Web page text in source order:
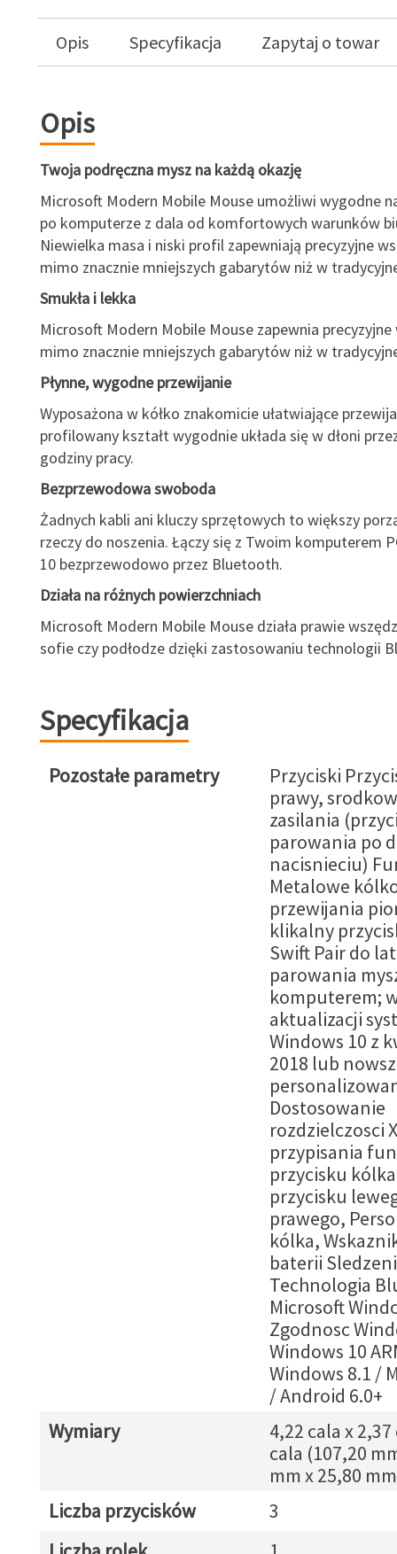
Opis Specyfikacja Zapytaj o towar
Opis
Twoja podręczna mysz na każdą okazję
Microsoft Modern Mobile Mouse umożliwi wygodne
po komputerze z dala od komfortowych warunków
Niewielka masa i niski profil zapewniają precyzyjne
mimo znacznie mniejszych gabarytów niż w
Smukła i lekka
Microsoft Modern Mobile Mouse zapewnia
mimo znacznie mniejszych gabarytów niż w
Płynne, wygodne przewijanie
Wyposażona w kółko znakomicie ułatwiające
profilowany kształt wygodnie układa się w dłoni
godziny pracy.
Bezprzewodowa swoboda
Żadnych kabli ani kluczy sprzętowych to większy
rzeczy do noszenia. Łączy się z Twoim komputerem
10 bezprzewodowo przez Bluetooth.
Działa na różnych powierzchniach
Microsoft Modern Mobile Mouse działa prawie
sofie czy podłodze dzięki zastosowaniu technologii
Specyfikacja
Pozostałe parametry
Przyciski
prawy,
zasilania
parowania po
nacisnieciu)
Metalowe
przewijania
klikalny
Swift Pair do
parowania
komputerem;
aktualizacji
Windows 10 z
2018 lub
Dostosowanie
rozdzielczosci
przypisania
przycisku
przycisku
prawego,
kólka,
baterii
Technologia
Microsoft
Zgodnosc
Windows 10
Windows 8.1 /
/ Android 6.0+
Wymiary
4,22 cala x
cala (107,20
mm x 25,80
Liczba przycisków
3